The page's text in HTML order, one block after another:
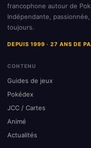
francophone autour de
Indépendante,
toujours.
DEPUIS 1999 · 27 ANS DE
CONTENU
Guides de jeux
Pokédex
JCC / Cartes
Animé
Actualités